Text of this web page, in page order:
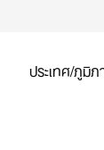
ประเทศ/ภูมิ